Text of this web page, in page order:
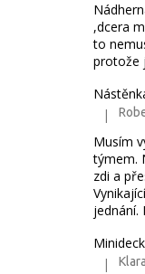
,dcera
to
protože
|
Musím
týmem.
zdi a
jednání.
|